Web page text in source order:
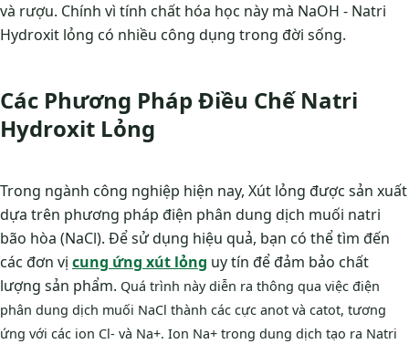
và rượu. Chính vì tính chất hóa học này mà NaOH - Natri
Hydroxit lỏng có nhiều công dụng trong đời sống.
Các Phương Pháp Điều Chế Natri
Hydroxit Lỏng
Trong ngành công nghiệp hiện nay, Xút lỏng được sản xuất
dựa trên phương pháp điện phân dung dịch muối natri
bão hòa (NaCl). Để sử dụng hiệu quả, bạn có thể tìm đến
các đơn vị cung ứng xút lỏng uy tín để đảm bảo chất
lượng sản phẩm. Quá trình này diễn ra thông qua việc điện
phân dung dịch muối NaCl thành các cực anot và catot, tương
ứng với các ion Cl- và Na+. Ion Na+ trong dung dịch tạo ra Natri